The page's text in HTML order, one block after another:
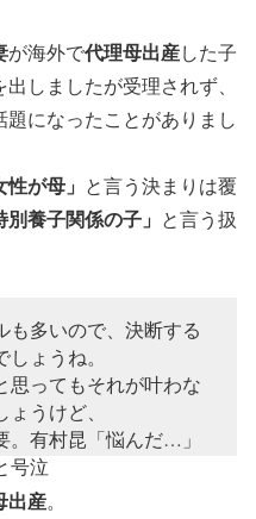
が海外で代理母出産した子
しましたが受理されず、
になったことがありまし
性が母」 と言う決まりは覆
別養子関係の子」 と言う扱
も多いので、決断する
ょうね。
思ってもそれが叶わな
うけど、
。有村昆「悩んだ…」
号泣
出産。